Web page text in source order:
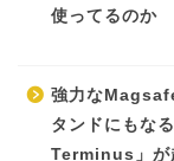
使ってるのか
強力な
タンドにもな
Terminus」が